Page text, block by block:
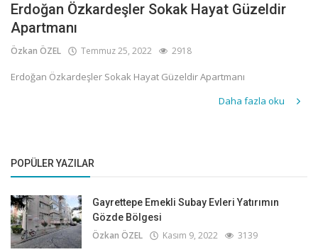
Erdoğan Özkardeşler Sokak Hayat Güzeldir
Apartmanı
Özkan ÖZEL Temmuz 25, 2022 2918
Erdoğan Özkardeşler Sokak Hayat Güzeldir Apartmanı
Daha fazla oku
POPÜLER YAZILAR
Gayrettepe Emekli Subay Evleri Yatırımın
Gözde Bölgesi
Özkan ÖZEL Kasım 9, 2022 3139